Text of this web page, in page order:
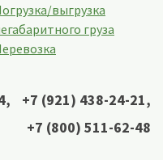
выгрузка
груза
, +7 (921) 438-24-21,
+7 (800) 511-62-48